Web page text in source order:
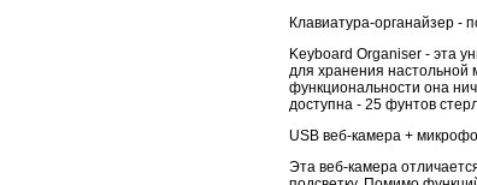
Клавиатура-органайзер -
Keyboard Organiser - эта
для хранения настольной
функциональности она
доступна - 25 фунтов
USB веб-камера +
Эта веб-камера